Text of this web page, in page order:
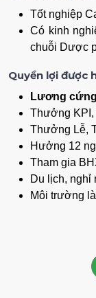
Tốt nghiệp
Có kinh
chuỗi Dược
Quyền lợi được
Lương
Thưởng KPI,
Thưởng Lễ,
Hưởng 12
Tham gia
Du lịch, nghỉ
Môi trường